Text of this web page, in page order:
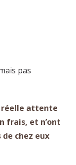
pas
réelle attente
frais, et n’ont
chez eux